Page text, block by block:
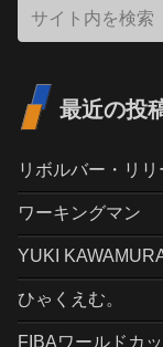
最近の投
リボルバー・リリ
ワーキングマン
YUKI
ひゃくえむ。
FIBAワールドカ